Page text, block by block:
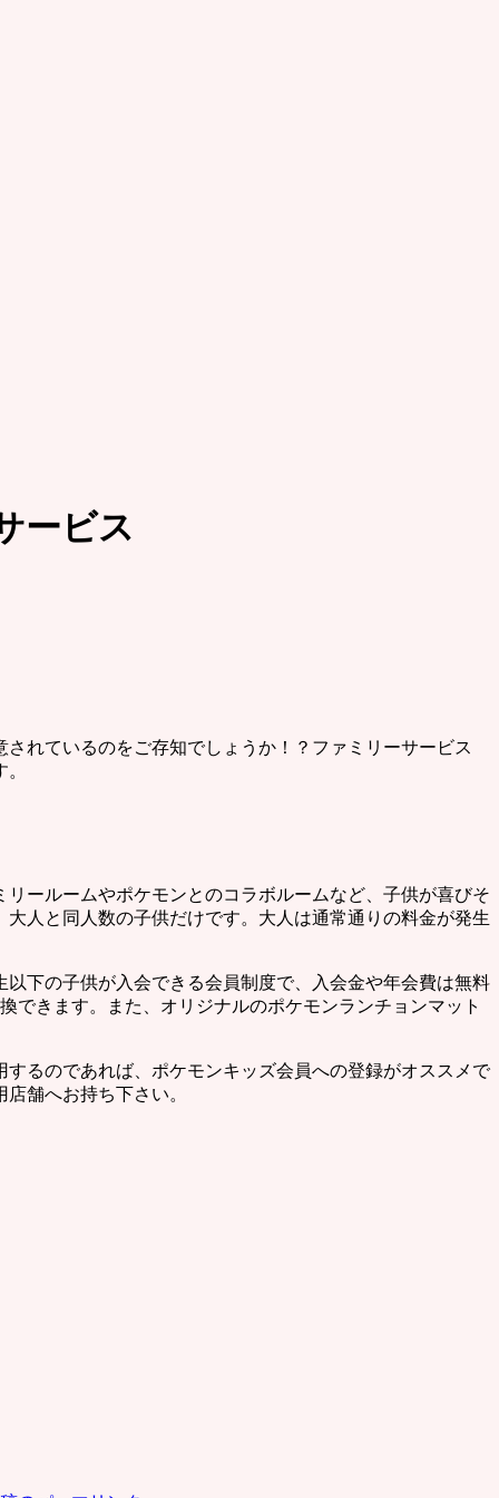
ービス
れているのをご存知でしょうか！？ファミリーサービス
ールームやポケモンとのコラボルームなど、子供が喜びそ
人と同人数の子供だけです。大人は通常通りの料金が発生
下の子供が入会できる会員制度で、入会金や年会費は無料
できます。また、オリジナルのポケモンランチョンマット
るのであれば、ポケモンキッズ会員への登録がオススメで
舗へお持ち下さい。